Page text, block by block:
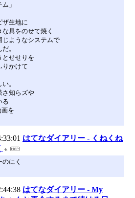
」
ザ生地に
具をのせて焼く
じようなシステムで
。
とせせりを
りかけて
。
さ知らズや
る
画を
はてなダイアリー - くねくね
のにく
はてなダイアリー - My